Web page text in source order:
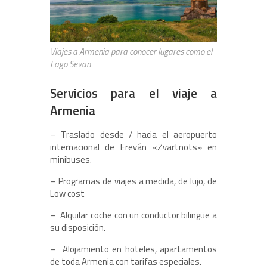
Viajes a Armenia para conocer lugares como el
Lago Sevan
Servicios para el viaje a
Armenia
– Traslado desde / hacia el aeropuerto
internacional de Ereván «Zvartnots» en
minibuses.
– Programas de viajes a medida, de lujo, de
Low cost
– Alquilar coche con un conductor bilingüe a
su disposición.
– Alojamiento en hoteles, apartamentos
de toda Armenia con tarifas especiales.